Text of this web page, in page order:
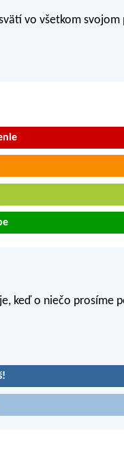
vo všetkom
keď o niečo prosíme